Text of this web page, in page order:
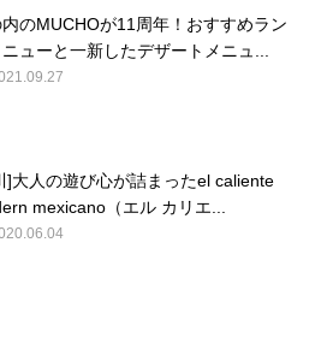
のMUCHOが11周年！おすすめラン
ューと一新したデザートメニュ...
]大人の遊び心が詰まったel caliente
mexicano（エル カリエ...